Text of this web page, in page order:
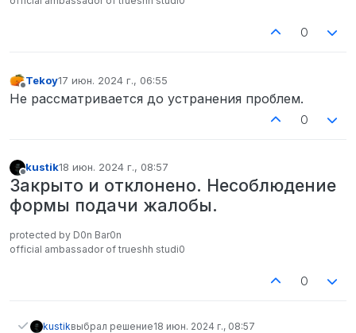
0
Не в сети
Tekoy17 июн. 2024 г., 06:55
отредактировано
Не рассматривается до устранения проблем.
0
kustik18 июн. 2024 г., 08:57
отредактировано
Закрыто и отклонено. Несоблюдение
формы подачи жалобы.
protected by D0n Bar0n
official ambassador of trueshh studi0
0
kustikвыбрал решение18 июн. 2024 г., 08:57